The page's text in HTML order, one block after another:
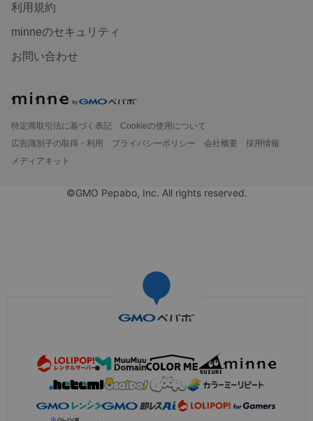
利用規約
minneのセキュリティ
お問い合わせ
特定商取引法に基づく表記
Cookieの使用について
広告識別子の取得・利用
プライバシーポリシー 会社概要
採用情報
メディアキット
©GMO Pepabo, Inc. All rights reserved.